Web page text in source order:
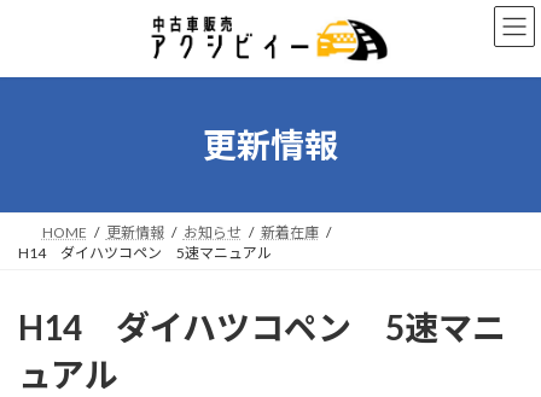
ン
ー
更新情報
HOME 更新情報 お知らせ
新着在庫
H14 ダイハツコペン 5速マニュアル
H14 ダイハツコペン 5速マニ
ュアル